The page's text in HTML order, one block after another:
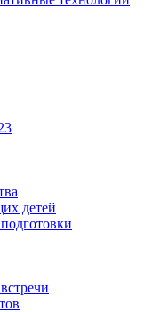
детей